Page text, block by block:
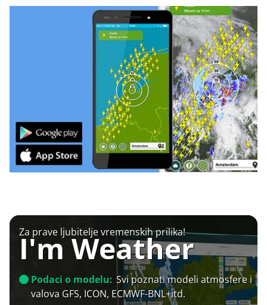
Za prave ljubitelje vremenskih prilika!
I'm Weather
Podaci o modelu: Svi poznati modeli atmosfere i
valova GFS, ICON, ECMWF-BNL+itd.